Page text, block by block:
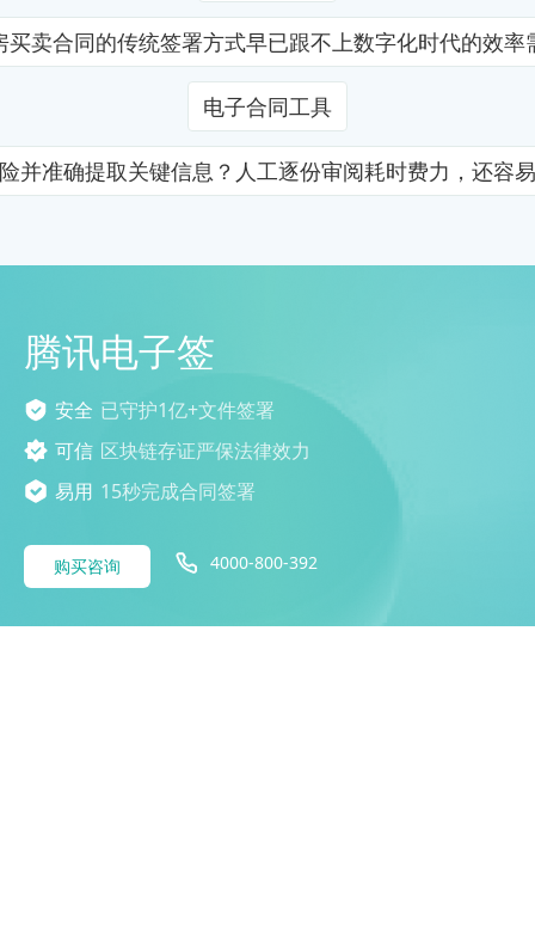
卖合同的传统签署方式早已跟不上数字化时代的效
电子合同工具
并准确提取关键信息？人工逐份审阅耗时费力，还容
腾讯电子签
安全 已守护1亿+文件签署
可信 区块链存证严保法律效力
易用 15秒完成合同签署
购买咨询 4000-800-392